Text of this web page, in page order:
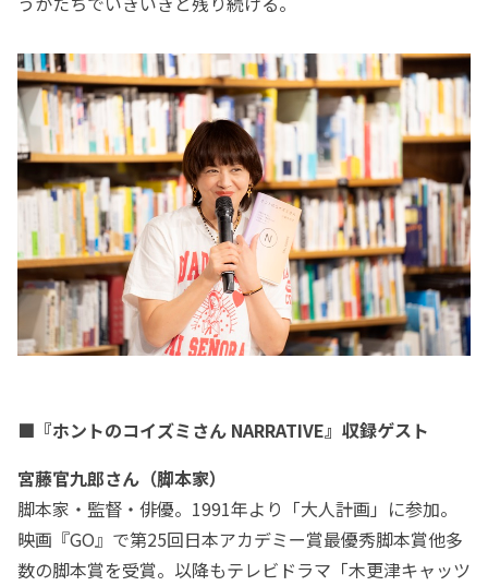
■『ホントのコイズミさん NARRATIVE』収録ゲスト
宮藤官九郎さん（脚本家）
脚本家・監督・俳優。1991年より「大人計画」に参加。
映画『GO』で第25回日本アカデミー賞最優秀脚本賞他多
数の脚本賞を受賞。以降もテレビドラマ「木更津キャッツ